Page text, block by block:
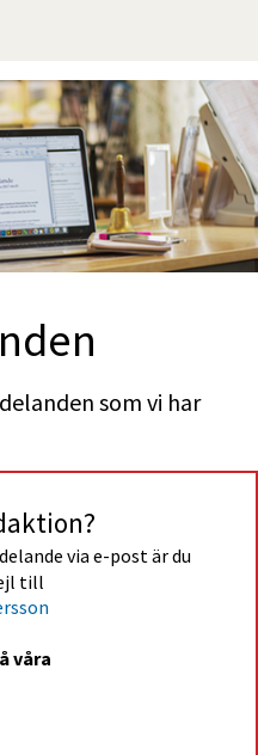
som vi har
via e-post är du
till
våra